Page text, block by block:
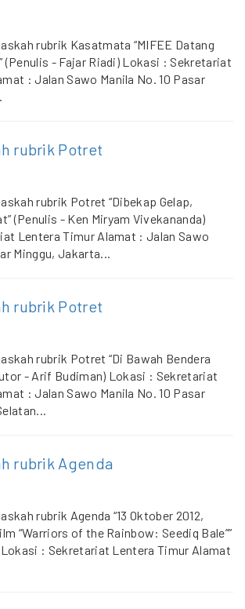
rubrik Kasatmata “MIFEE Datang
(Penulis - Fajar Riadi) Lokasi : Sekretariat
: Jalan Sawo Manila No. 10 Pasar
rubrik Potret
rubrik Potret “Dibekap Gelap,
(Penulis - Ken Miryam Vivekananda)
Lentera Timur Alamat : Jalan Sawo
Minggu, Jakarta...
rubrik Potret
rubrik Potret “Di Bawah Bendera
- Arif Budiman) Lokasi : Sekretariat
: Jalan Sawo Manila No. 10 Pasar
rubrik Agenda
rubrik Agenda “13 Oktober 2012,
“Warriors of the Rainbow: Seediq Bale””
: Sekretariat Lentera Timur Alamat